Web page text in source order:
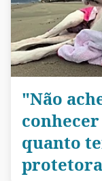
"Não
quanto